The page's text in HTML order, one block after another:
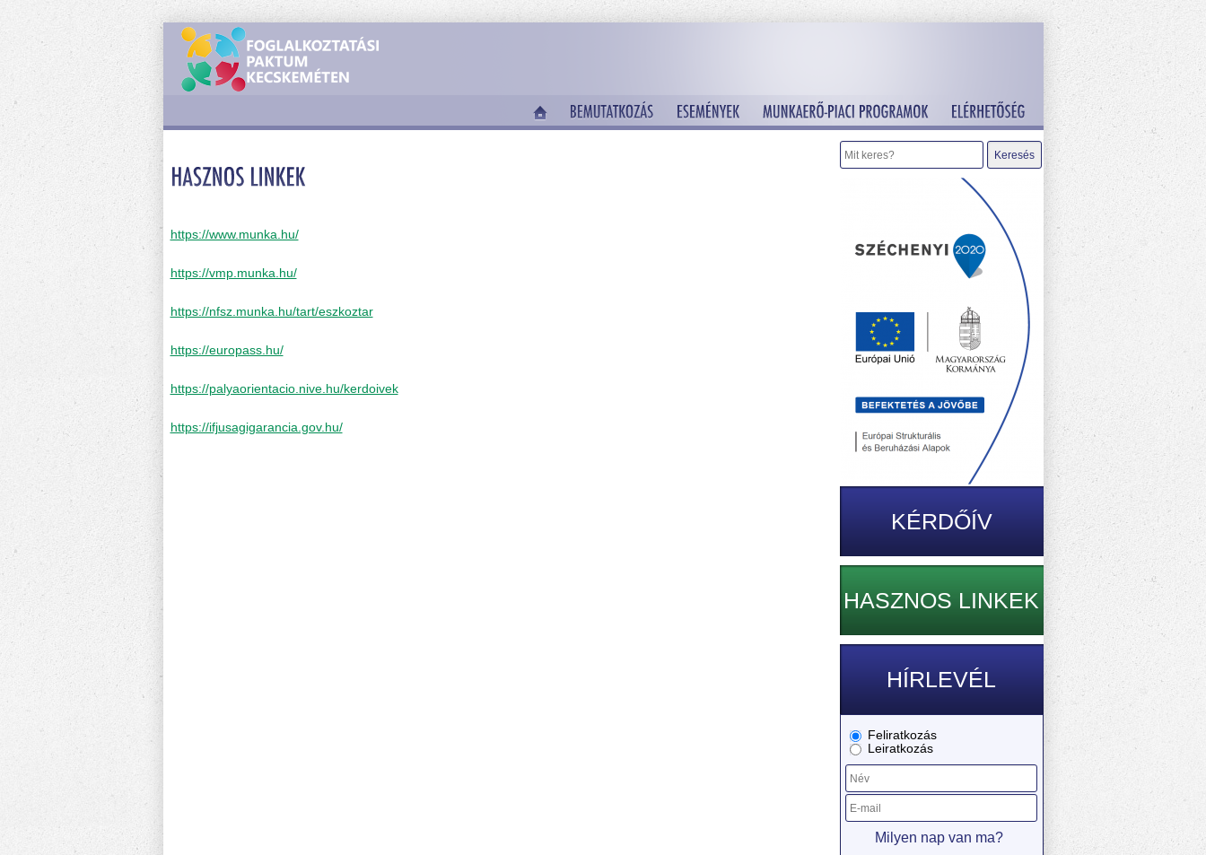
https://www.munka.hu/
https://vmp.munka.hu/
https://nfsz.munka.hu/tart/eszkoztar
https://europass.hu/
https://palyaorientacio.nive.hu/kerdoivek
https://ifjusagigarancia.gov.hu/
KÉRDŐÍV
HASZNOS LINKEK
HÍRLEVÉL
Feliratkozás
Leiratkozás
Milyen nap van ma?